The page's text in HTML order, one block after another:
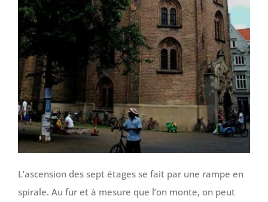
L’ascension des sept étages se fait par une rampe en
spirale. Au fur et à mesure que l’on monte, on peut